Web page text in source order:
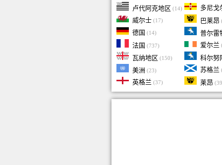
卢代阿克地区 (14)
多尼戈
威尔士 (17) 巴莱昂
德国 (14)
普尔雷
法国 (737) 爱尔兰
瓦纳地区 (150)
科尔努
美洲 (23) 苏格兰
英格兰 (37) 莱昂